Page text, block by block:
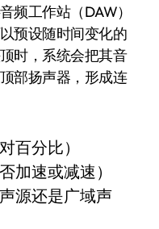
频工作站（DAW）
预设随时间变化的
时，系统会把其音
部扬声器，形成连
百分比）
加速或减速）
源还是广域声